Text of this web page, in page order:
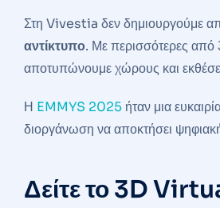
Στη Vivestia δεν δημιουργούμε
αντίκτυπο. Με περισσότερες από
αποτυπώνουμε χώρους και
Η EMMYS 2025 ήταν μια
διοργάνωση να αποκτήσει
Δείτε το 3D